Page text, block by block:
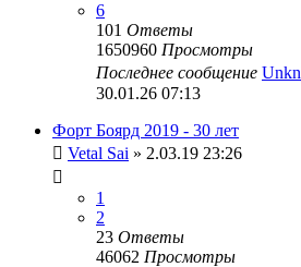
6
101 Ответы
1650960 Просмотры
Последнее сообщение
30.01.26 07:13
Форт Боярд 2019 - 30 лет
Vetal Sai » 2.03.19 23:26
1
2
23 Ответы
46062 Просмотры